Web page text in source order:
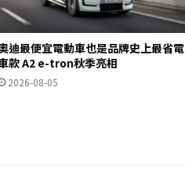
迪最便宜電動車也是品牌史上最省電
款 A2 e-tron秋季亮相
2026-08-05